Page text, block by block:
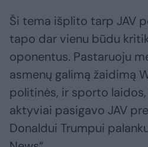
Ši tema išplito tarp JAV
tapo dar vienu būdu
oponentus. Pastaruoju
asmenų galimą žaidimą
politinės, ir sporto
aktyviai pasigavo JAV
Donaldui Trumpui